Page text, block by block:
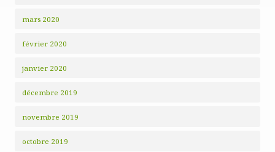
mars 2020
février 2020
janvier 2020
décembre 2019
novembre 2019
octobre 2019